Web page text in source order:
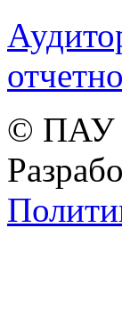
© ПАУ